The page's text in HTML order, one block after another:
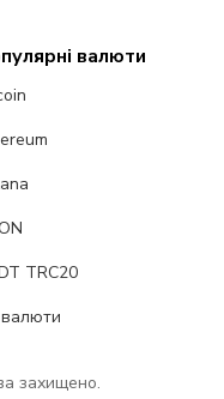
валюти
TRC20
валюти
захищено.